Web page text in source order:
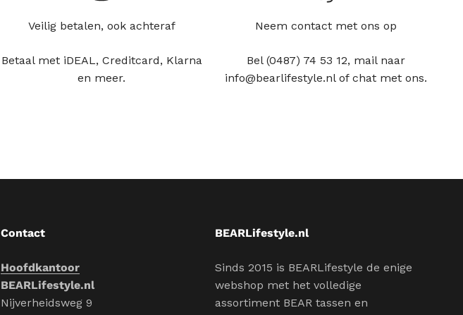
Veilig betalen, ook achteraf
Betaal met iDEAL, Creditcard, Klarna
en meer.
Neem contact met ons op
Bel (0487) 74 53 12, mail naar
info@bearlifestyle.nl of chat met ons.
Contact
Hoofdkantoor
BEARLifestyle.nl
Nijverheidsweg 9
BEARLifestyle.nl
Sinds 2015 is BEARLifestyle de enige
webshop met het volledige
assortiment BEAR tassen en